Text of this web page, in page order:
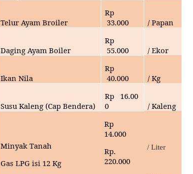
Telur Ayam Broiler
Rp
33.000 / Papan
Daging Ayam Boiler
Rp
55.000 / Ekor
Ikan Nila
Rp
40.000 / Kg
Susu Kaleng (Cap Bendera)
Rp
16.00
0
/ Kaleng
Minyak Tanah
Gas LPG isi 12 Kg
Rp
14.000
Rp.
220.000
/ Liter